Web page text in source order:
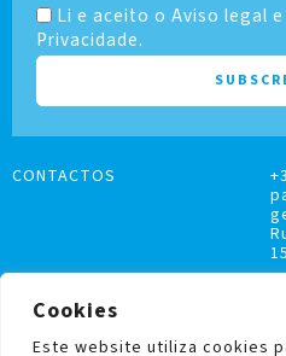
Cookies
Este website utiliza cookies
Li e aceito o Aviso legal
Privacidade.
CONTACTOS